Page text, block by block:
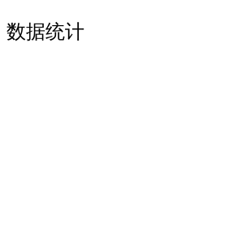
数据统计